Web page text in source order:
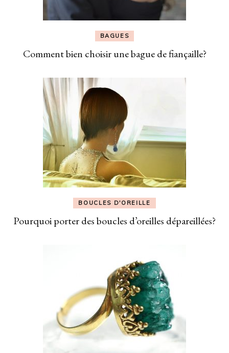
BAGUES
Comment bien choisir une bague de fiançaille?
BOUCLES D'OREILLE
Pourquoi porter des boucles d’oreilles dépareillées?